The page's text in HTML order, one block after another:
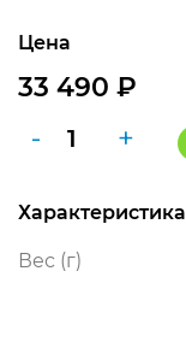
Цена
33 490 ₽
-
Количество
Supersonic
Professional
+
Характеристика
Вес (г)